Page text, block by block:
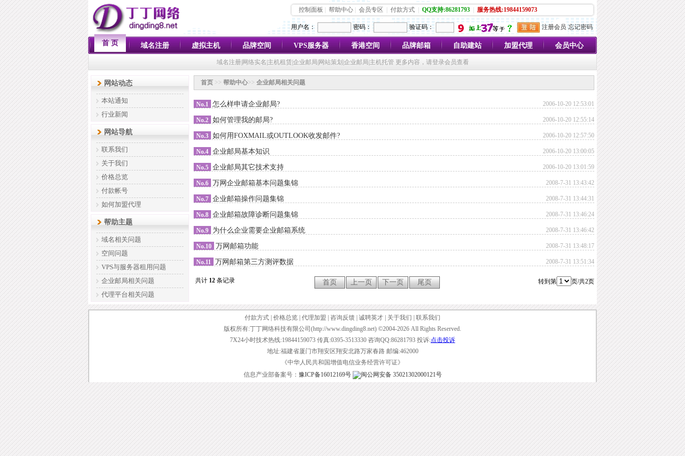
控制面板 帮助中心 会员专区 付款方式 QQ支持:86281793 服务热线:19844159073
用户名： 密码： 验证码： 注册会员 忘记密码
首 页 域名注册 虚拟主机 品牌空间 VPS服务器 香港空间 品牌邮箱 自助建站 加盟代理 会员中心
域名注册|网络实名|主机租赁|企业邮局|网站策划|企业邮局|主机托管 更多内容，请登录会员查看
网站动态
本站通知
行业新闻
网站导航
联系我们
关于我们
价格总览
付款帐号
如何加盟代理
帮助主题
域名相关问题
空间问题
VPS与服务器租用问题
企业邮局相关问题
代理平台相关问题
首页 >> 帮助中心>> 企业邮局相关问题
2006-10-20 12:53:01
No.1 怎么样申请企业邮局?
2006-10-20 12:55:14
No.2 如何管理我的邮局?
2006-10-20 12:57:50
No.3 如何用FOXMAIL或OUTLOOK收发邮件?
2006-10-20 13:00:05
No.4 企业邮局基本知识
2006-10-20 13:01:59
No.5 企业邮局其它技术支持
2008-7-31 13:43:42
No.6 万网企业邮箱基本问题集锦
2008-7-31 13:44:31
No.7 企业邮箱操作问题集锦
2008-7-31 13:46:24
No.8 企业邮箱故障诊断问题集锦
2008-7-31 13:46:42
No.9 为什么企业需要企业邮箱系统
2008-7-31 13:48:17
No.10 万网邮箱功能
2008-7-31 13:51:34
No.11 万网邮箱第三方测评数据
共计 12 条记录 转到第 页/共2页
付款方式 价格总览 代理加盟 咨询反馈 诚聘英才 关于我们
联系我们
版权所有:丁丁网络科技有限公司(http://www.dingding8.net) ©2004-2026 All Rights Reserved.
7X24小时技术热线:19844159073 传真:0395-3513330 咨询QQ:86281793 投诉:点击投诉
地址:福建省厦门市翔安区翔安北路万家春路 邮编:462000
《中华人民共和国增值电信业务经营许可证》
信息产业部备案号： 豫ICP备16012169号 闽公网安备 35021302000121号